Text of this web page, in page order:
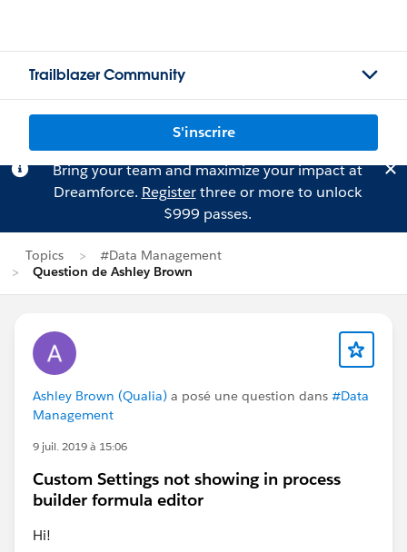
Trailblazer Community
S'inscrire
Bring your team and maximize your impact at
Dreamforce. Registerthree or more to unlock
$999 passes.
Topics
#Data Management
Question de Ashley Brown
Ashley Brown (Qualia) a posé une question dans #Data
Management
9 juil. 2019 à 15:06
Custom Settings not showing in process
builder formula editor
Hi!